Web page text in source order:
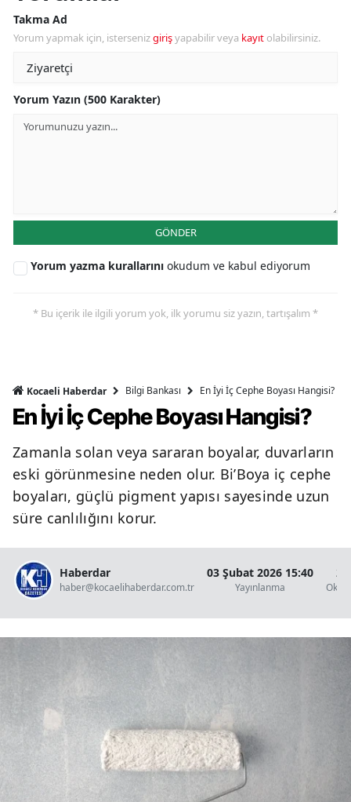
Takma Ad
Yorum yapmak için, istersenizgirişyapabilir veya kayıt olabilirsiniz.
Yorum Yazın (500 Karakter)
GÖNDER
Yorum yazma kurallarını okudum ve kabul ediyorum
* Bu içerik ile ilgili yorum yok, ilk yorumu siz yazın, tartışalım *
Kocaeli Haberdar Bilgi Bankası En İyi İç Cephe Boyası Hangisi?
En İyi İç Cephe Boyası Hangisi?
Zamanla solan veya sararan boyalar, duvarların
eski görünmesine neden olur. Bi’Boya iç cephe
boyaları, güçlü pigment yapısı sayesinde uzun
süre canlılığını korur.
Haberdar
haber@kocaelihaberdar.com.tr
03 Şubat 2026 15:40
Yayınlanma
2